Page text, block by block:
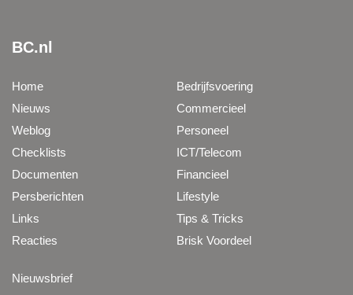
BC.nl
Home
Nieuws
Weblog
Checklists
Documenten
Persberichten
Links
Reacties
Bedrijfsvoering
Commercieel
Personeel
ICT/Telecom
Financieel
Lifestyle
Tips & Tricks
Brisk Voordeel
Nieuwsbrief